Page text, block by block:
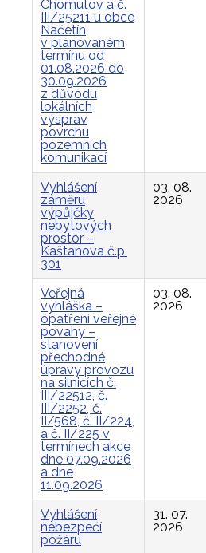
Chomutov a č.
III/25211 u obce
Načetín
v plánovaném
termínu od
01.08.2026 do
30.09.2026
z důvodu
lokálních
výsprav
povrchu
pozemních
komunikací
Vyhlášení
záměru
výpůjčky
nebytových
prostor –
Kaštanova č.p.
301
03. 08.
2026
Veřejná
vyhláška –
opatření veřejné
povahy –
stanovení
přechodné
úpravy provozu
na silnicích č.
III/22512, č.
III/2252, č.
II/568, č. II/224,
a č. II/225 v
termínech akce
dne 07.09.2026
a dne
11.09.2026
03. 08.
2026
Vyhlášení
nebezpečí
požáru
31. 07.
2026